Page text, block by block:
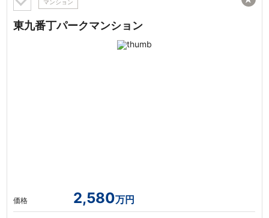
マンション
東九番丁パークマンション
価格 2,580万円